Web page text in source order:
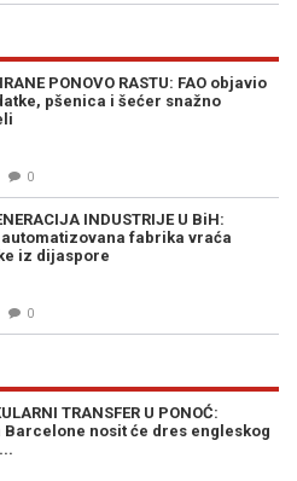
PONOVO RASTU: FAO objavio
pšenica i šećer snažno
0
INDUSTRIJE U BiH:
automatizovana fabrika vraća
iz dijaspore
0
TRANSFER U PONOĆ:
Barcelone nosit će dres engleskog